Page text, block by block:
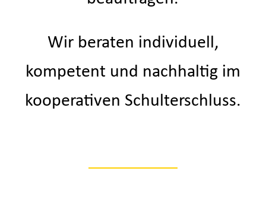
Wir beraten individuell,
kompetent und nachhaltig im
kooperativen Schulterschluss.